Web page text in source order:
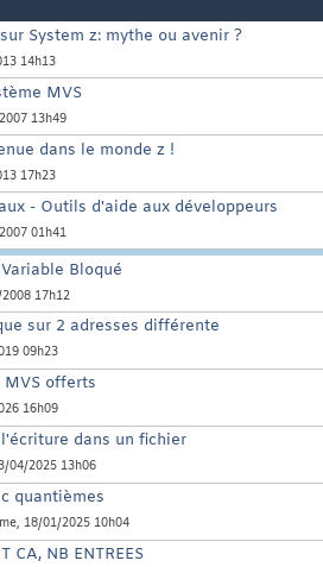
System z: mythe ou avenir ?
14h13
MVS
13h49
dans le monde z !
17h23
- Outils d'aide aux développeurs
01h41
Bloqué
17h12
sur 2 adresses différente
09h23
offerts
16h09
dans un fichier
04/2025 13h06
quantièmes
, 18/01/2025 10h04
CA, NB ENTREES